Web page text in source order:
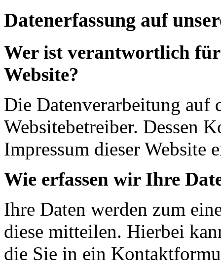
Datenerfassung auf
Wer ist verantwortlich für
Website?
Die Datenverarbeitung auf
Websitebetreiber. Dessen
Impressum dieser Website
Wie erfassen wir Ihre
Ihre Daten werden zum
diese mitteilen. Hierbei
die Sie in ein